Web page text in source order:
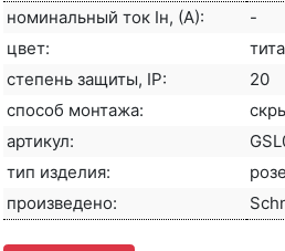
номинальный ток Iн, (А):
-
цвет:
степень защиты, IP:
20
способ монтажа:
артикул:
тип изделия:
произведено: